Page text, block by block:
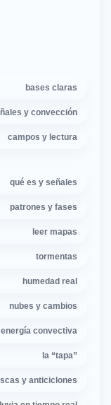
bases claras
y convección
campos y lectura
qué es y señales
patrones y fases
leer mapas
tormentas
humedad real
nubes y cambios
energía convectiva
la “tapa”
y anticiclones